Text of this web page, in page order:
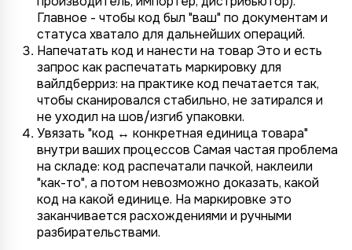
Главное - чтобы код был "ваш" по документам и
статуса хватало для дальнейших операций.
Напечатать код и нанести на товар Это и есть
запрос как распечатать маркировку для
вайлдберриз: на практике код печатается так,
чтобы сканировался стабильно, не затирался и
не уходил на шов/изгиб упаковки.
Увязать "код ↔ конкретная единица товара"
внутри ваших процессов Самая частая проблема
на складе: код распечатали пачкой, наклеили
"как-то", а потом невозможно доказать, какой
код на какой единице. На маркировке это
заканчивается расхождениями и ручными
разбирательствами.